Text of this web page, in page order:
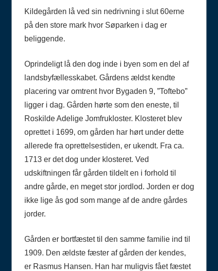
Kildegården lå ved sin nedrivning i slut 60erne
på den store mark hvor Søparken i dag er
beliggende.
Oprindeligt lå den dog inde i byen som en del af
landsbyfællesskabet. Gårdens ældst kendte
placering var omtrent hvor Bygaden 9, ”Toftebo”
ligger i dag. Gården hørte som den eneste, til
Roskilde Adelige Jomfrukloster. Klosteret blev
oprettet i 1699, om gården har hørt under dette
allerede fra oprettelsestiden, er ukendt. Fra ca.
1713 er det dog under klosteret. Ved
udskiftningen får gården tildelt en i forhold til
andre gårde, en meget stor jordlod. Jorden er dog
ikke lige ås god som mange af de andre gårdes
jorder.
Gården er bortfæstet til den samme familie ind til
1909. Den ældste fæster af gården der kendes,
er Rasmus Hansen. Han har muligvis fået fæstet